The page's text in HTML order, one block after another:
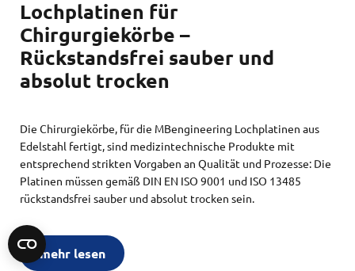
Lochplatinen für
Chirgurgiekörbe –
Rückstandsfrei sauber und
absolut trocken
Die Chirurgiekörbe, für die MBengineering Lochplatinen aus
Edelstahl fertigt, sind medizintechnische Produkte mit
entsprechend strikten Vorgaben an Qualität und Prozesse: Die
Platinen müssen gemäß DIN EN ISO 9001 und ISO 13485
rückstandsfrei sauber und absolut trocken sein.
mehr lesen